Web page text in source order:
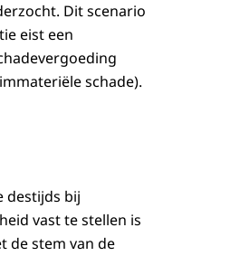
Dit scenario
eist een
schade).
destijds bij
vast te stellen is
de stem van de